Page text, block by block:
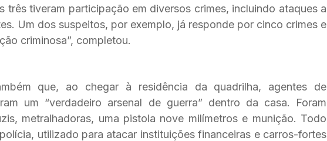
três tiveram participação em diversos crimes, incluindo ataques a
Um dos suspeitos, por exemplo, já responde por cinco crimes e
criminosa”, completou.
que, ao chegar à residência da quadrilha, agentes de
um “verdadeiro arsenal de guerra” dentro da casa. Foram
metralhadoras, uma pistola nove milímetros e munição. Todo
utilizado para atacar instituições financeiras e carros-fortes